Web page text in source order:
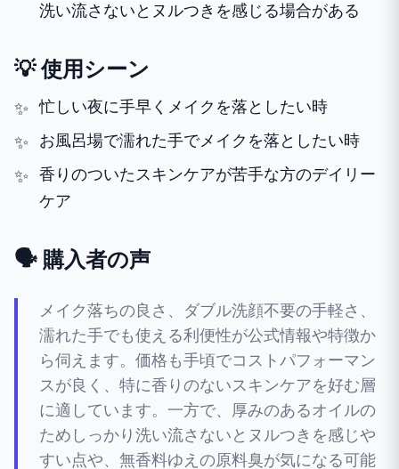
洗い流さないとヌルつきを感じる場合がある
💡 使用シーン
忙しい夜に手早くメイクを落としたい時
お風呂場で濡れた手でメイクを落としたい時
香りのついたスキンケアが苦手な方のデイリー
ケア
🗣️ 購入者の声
メイク落ちの良さ、ダブル洗顔不要の手軽さ、
濡れた手でも使える利便性が公式情報や特徴か
ら伺えます。価格も手頃でコストパフォーマン
スが良く、特に香りのないスキンケアを好む層
に適しています。一方で、厚みのあるオイルの
ためしっかり洗い流さないとヌルつきを感じや
すい点や、無香料ゆえの原料臭が気になる可能